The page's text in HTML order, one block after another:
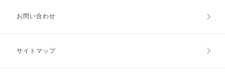
お支払方法
キャンセル・返品・交換
お問い合わせ
サイトマップ